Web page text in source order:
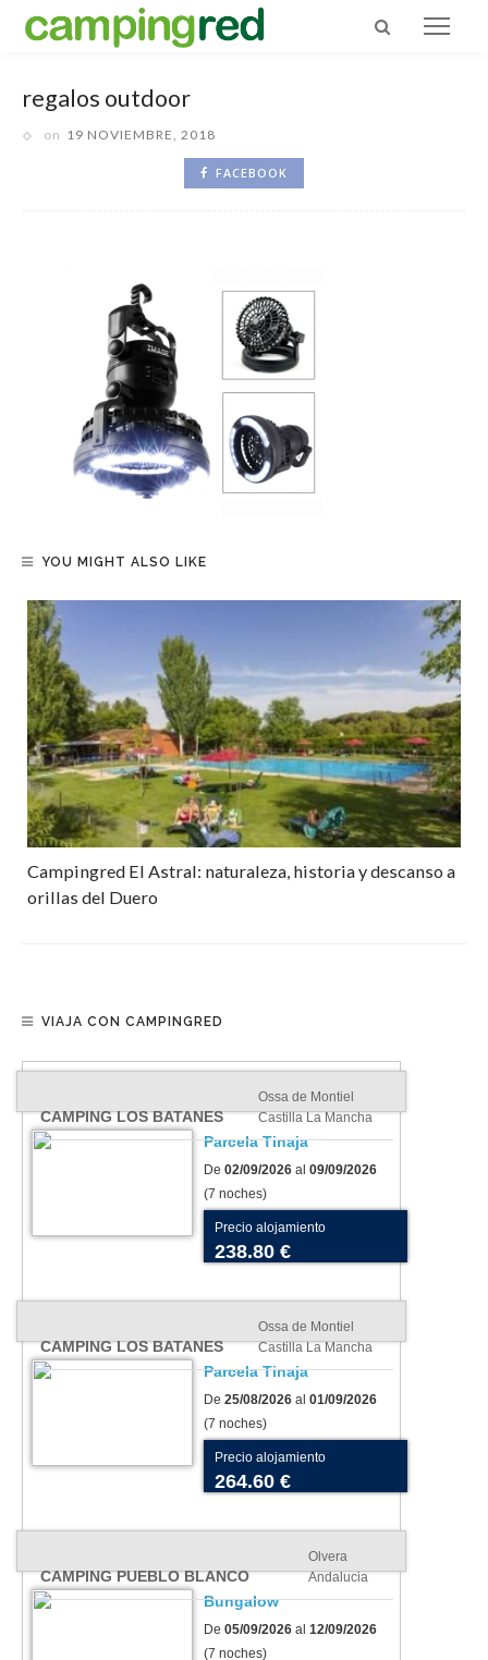
regalos outdoor
on 19 NOVIEMBRE, 2018
FACEBOOK
YOU MIGHT ALSO LIKE
Campingred El Astral: naturaleza, historia y descanso a
orillas del Duero
VIAJA CON CAMPINGRED
CAMPING LOS BATANES
Ossa de Montiel
Castilla La Mancha
Parcela Tinaja
De 02/09/2026 al 09/09/2026
(7 noches)
Precio alojamiento
238.80 €
CAMPING LOS BATANES
Ossa de Montiel
Castilla La Mancha
Parcela Tinaja
De 25/08/2026 al 01/09/2026
(7 noches)
Precio alojamiento
264.60 €
CAMPING PUEBLO BLANCO
Olvera
Andalucia
Bungalow
De 05/09/2026 al 12/09/2026
(7 noches)